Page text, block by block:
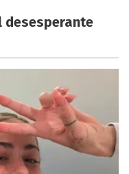
desesperante